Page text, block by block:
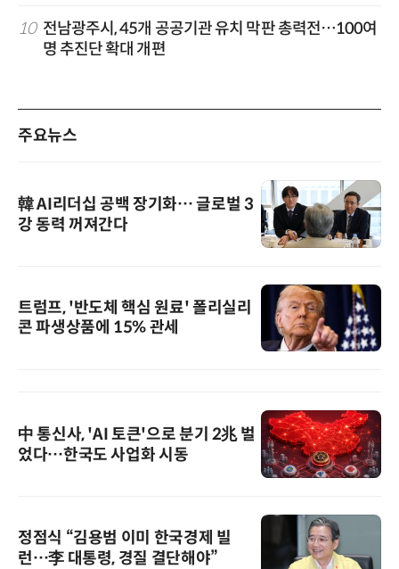
10 전남광주시, 45개 공공기관 유치 막판 총력전…100여
명 추진단 확대 개편
주요뉴스
韓 AI리더십 공백 장기화… 글로벌 3
강 동력 꺼져간다
트럼프, '반도체 핵심 원료' 폴리실리
콘 파생상품에 15% 관세
中 통신사, 'AI 토큰'으로 분기 2兆 벌
었다…한국도 사업화 시동
정점식 “김용범 이미 한국경제 빌
런…李 대통령, 경질 결단해야”